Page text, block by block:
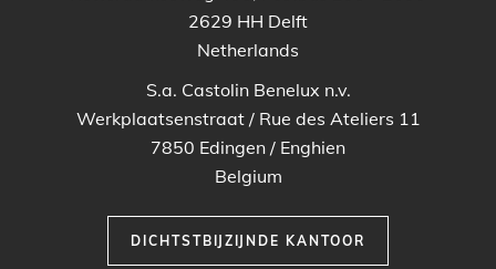
2629 HH Delft
Netherlands
S.a. Castolin Benelux n.v.
Werkplaatsenstraat / Rue des Ateliers 11
7850 Edingen / Enghien
Belgium
DICHTSTBIJZIJNDE KANTOOR